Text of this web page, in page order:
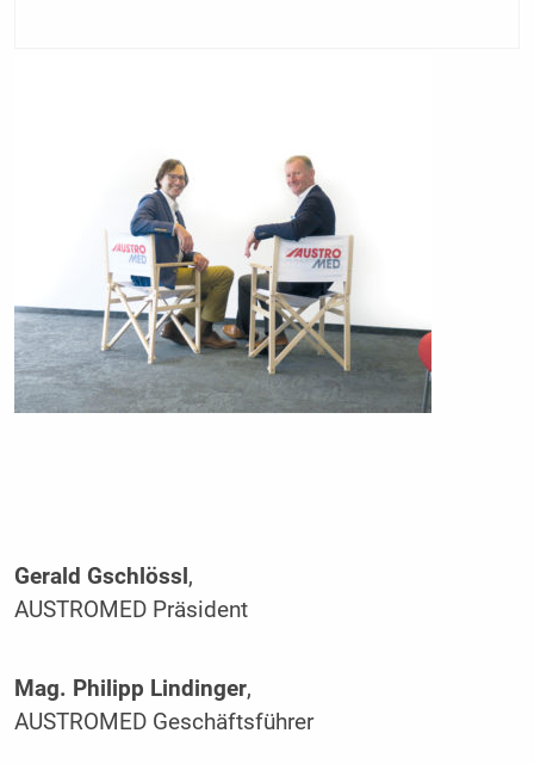
Gerald Gschlössl ,
AUSTROMED Präsident
Mag. Philipp Lindinger,
AUSTROMED Geschäftsführer